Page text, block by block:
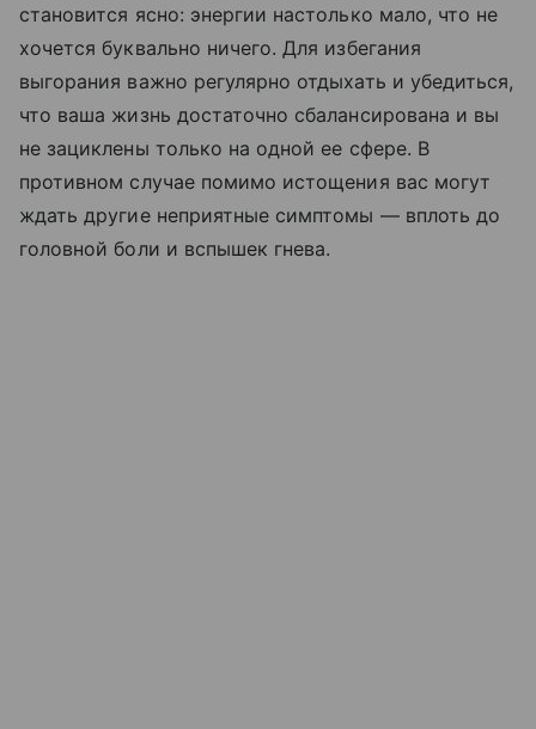
становится ясно: энергии настолько мало, что не
хочется буквально ничего. Для избегания
выгорания важно регулярно отдыхать и убедиться,
что ваша жизнь достаточно сбалансирована и вы
не зациклены только на одной ее сфере. В
противном случае помимо истощения вас могут
ждать другие неприятные симптомы — вплоть до
головной боли и вспышек гнева.